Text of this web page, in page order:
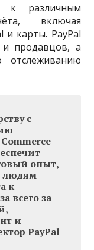
к различным
включая
и карты. PayPal
и продавцов, а
отслеживанию
с
опыт,
людям
к
всего за
—
и
PayPal